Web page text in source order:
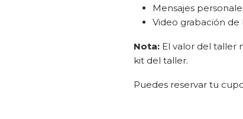
Mensajes
Video grabación de
Nota: El valor del taller
kit del taller.
Puedes reservar tu